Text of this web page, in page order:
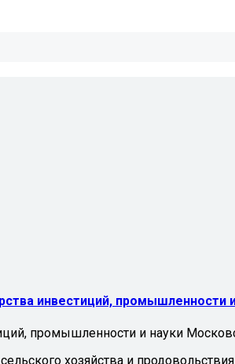
инвестиций, промышленности
промышленности и науки
хозяйства и